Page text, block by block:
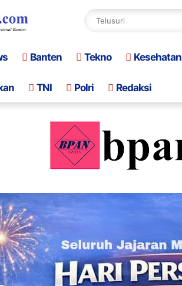
Banten Tekno Kesehatan
TNI Polri Redaksi